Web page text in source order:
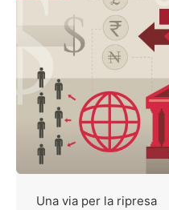
Una via per la ripresa